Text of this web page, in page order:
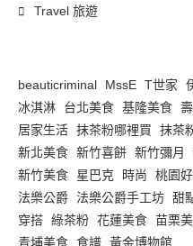
Travel 旅遊
beauticriminal MssE T世家
冰淇淋
台北美食 基隆美食
居家生活 抹茶粉哪裡買 抹茶
新北美食 新竹喜餅 新竹彌月
新竹美食
星巴克 時尚 桃園
法樂公爵
法樂公爵手工坊 甜
穿搭 綠茶粉 花蓮美食 苗栗
青埔美食 食譜 黃金博物館